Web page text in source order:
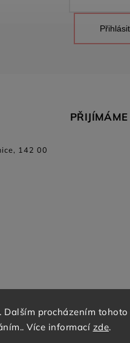
procházením
Více informací zde.
142 00